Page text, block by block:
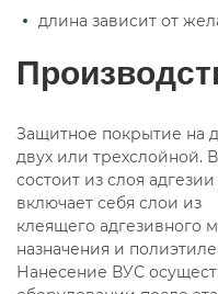
длина зависит от
Защитное покрытие на
двух или трехслойной.
состоит из слоя
включает себя слои из
клеящего адгезивного
назначения и
Нанесение ВУС